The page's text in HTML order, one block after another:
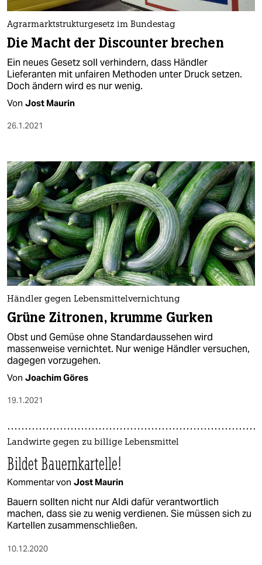
Agrarmarktstrukturgesetz im Bundestag
Die Macht der Discounter brechen
Ein neues Gesetz soll verhindern, dass Händler
Lieferanten mit unfairen Methoden unter Druck setzen.
Doch ändern wird es nur wenig.
Von Jost Maurin
26.1.2021
Händler gegen Lebensmittelvernichtung
Grüne Zitronen, krumme Gurken
Obst und Gemüse ohne Standardaussehen wird
massenweise vernichtet. Nur wenige Händler versuchen,
dagegen vorzugehen.
Von Joachim Göres
19.1.2021
Landwirte gegen zu billige Lebensmittel
Bildet Bauernkartelle!
Kommentar von Jost Maurin
Bauern sollten nicht nur Aldi dafür verantwortlich
machen, dass sie zu wenig verdienen. Sie müssen sich zu
Kartellen zusammenschließen.
10.12.2020